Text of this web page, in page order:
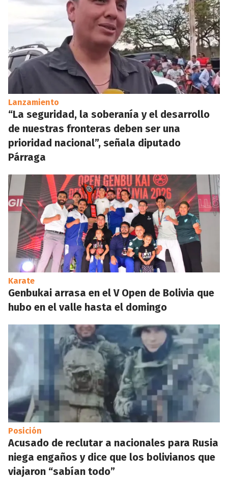
Lanzamiento
“La seguridad, la soberanía y el desarrollo
de nuestras fronteras deben ser una
prioridad nacional”, señala diputado
Párraga
Karate
Genbukai arrasa en el V Open de Bolivia que
hubo en el valle hasta el domingo
Posición
Acusado de reclutar a nacionales para Rusia
niega engaños y dice que los bolivianos que
viajaron “sabían todo”